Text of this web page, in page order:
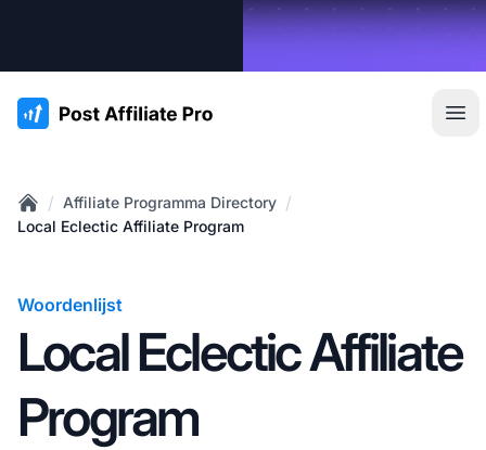
:site.title
Home
/ Affiliate Programma Directory /
Local Eclectic Affiliate Program
Woordenlijst
Local Eclectic Affiliate
Program